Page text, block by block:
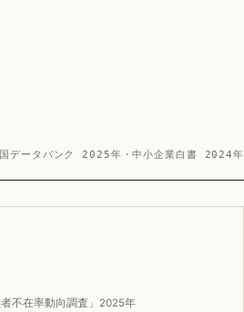
データバンク 2025年・中小企業白書 2024年
不在率動向調査」2025年